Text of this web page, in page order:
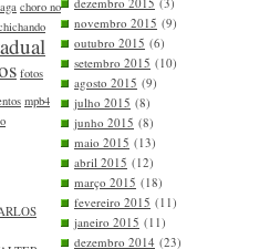
choro no
fotos
mpb4
novembro 2015 (9)
outubro 2015 (6)
setembro 2015 (10)
agosto 2015 (9)
julho 2015 (8)
junho 2015 (8)
maio 2015 (13)
abril 2015 (12)
março 2015 (18)
fevereiro 2015 (11)
janeiro 2015 (11)
dezembro 2014 (23)